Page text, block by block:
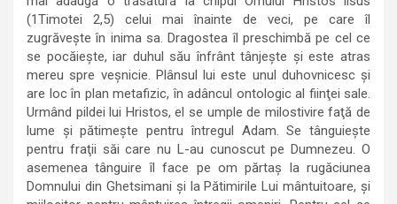
(1Timotei 2,5) celui mai înainte de veci, pe care îl
zugrăveşte în inima sa. Dragostea îl preschimbă pe cel ce
se pocăieşte, iar duhul său înfrânt tânjeşte şi este atras
mereu spre veşnicie. Plânsul lui este unul duhovnicesc şi
are loc în plan metafizic, în adâncul ontologic al fiinţei sale.
Urmând pildei lui Hristos, el se umple de milostivire faţă de
lume şi pătimeşte pentru întregul Adam. Se tânguieşte
pentru fraţii săi care nu L-au cunoscut pe Dumnezeu. O
asemenea tânguire îl face pe om părtaş la rugăciunea
Domnului din Ghetsimani şi la Pătimirile Lui mântuitoare, şi